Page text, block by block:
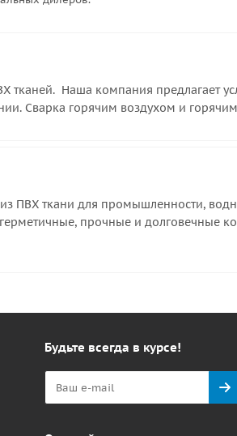
тканей. Наша компания предлагает
Сварка горячим воздухом и
ткани для промышленности,
прочные и долговечные
Будьте всегда в курсе!